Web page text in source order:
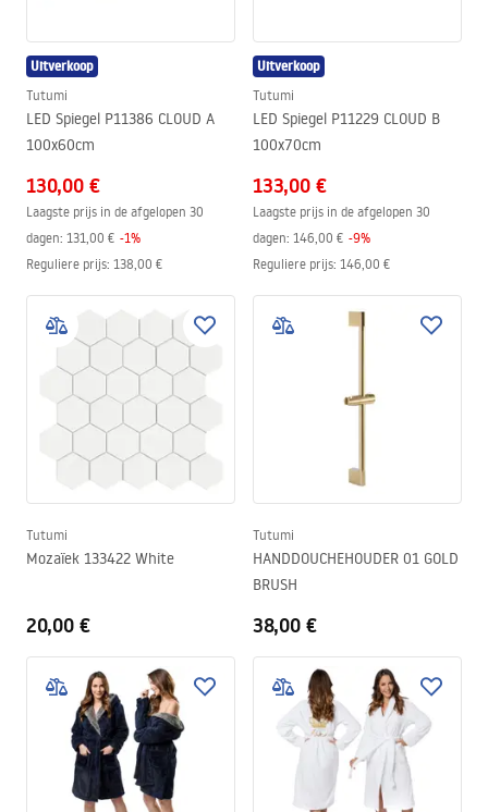
Uitverkoop
Tutumi
LED Spiegel P11386 CLOUD A
100x60cm
130,00 €
Laagste prijs in de afgelopen 30
dagen: 131,00 € -1%
Reguliere prijs: 138,00 €
Uitverkoop
Tutumi
LED Spiegel P11229 CLOUD B
100x70cm
133,00 €
Laagste prijs in de afgelopen 30
dagen: 146,00 € -9%
Reguliere prijs: 146,00 €
Tutumi
Mozaïek 133422 White
20,00 €
Tutumi
HANDDOUCHEHOUDER 01 GOLD
BRUSH
38,00 €